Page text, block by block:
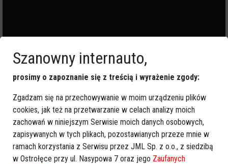
🕯Zapal świeczkę ↗Udostępnij
wróć
Szanowny internauto,
prosimy o zapoznanie się z treścią i wyrażenie zgody:
Zgadzam się na przechowywanie w moim urządzeniu plików
cookies, jak też na przetwarzanie w celach analizy moich
zachowań w niniejszym Serwisie moich danych osobowych,
zapisywanych w tych plikach, pozostawianych przeze mnie w
ramach korzystania z Serwisu przez JML Sp. z o.o., z siedzibą
w Ostrołęce przy ul. Nasypowa 7 oraz jego Zaufanych